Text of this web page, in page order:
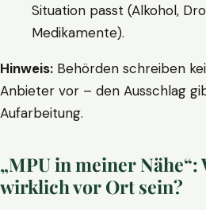
Situation passt (Alkohol,
Medikamente).
Hinweis: Behörden schreiben
Anbieter vor – den Ausschlag
Aufarbeitung.
„MPU in meiner Nähe“:
wirklich vor Ort sein?